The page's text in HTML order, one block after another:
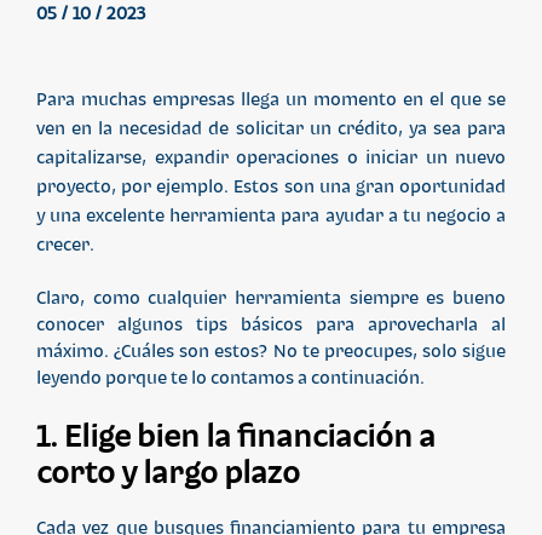
05 / 10 / 2023
Para muchas empresas llega un momento en el que se
ven en la necesidad de solicitar un crédito, ya sea para
capitalizarse, expandir operaciones o iniciar un nuevo
proyecto, por ejemplo. Estos son una gran oportunidad
y una excelente herramienta para ayudar a tu negocio a
crecer.
Claro, como cualquier herramienta siempre es bueno
conocer algunos tips básicos para aprovecharla al
máximo. ¿Cuáles son estos? No te preocupes, solo sigue
leyendo porque te lo contamos a continuación.
1. Elige bien la financiación a
corto y largo plazo
Cada vez que busques financiamiento para tu empresa